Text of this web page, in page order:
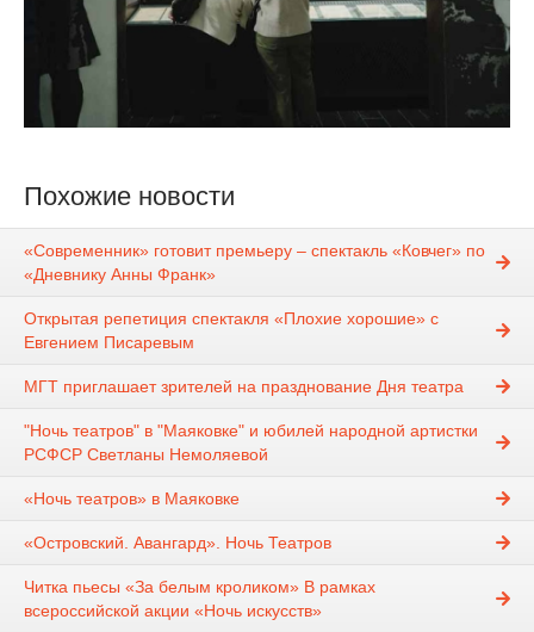
Похожие новости
«Современник» готовит премьеру – спектакль «Ковчег» по
«Дневнику Анны Франк»
Открытая репетиция спектакля «Плохие хорошие» с
Евгением Писаревым
МГТ приглашает зрителей на празднование Дня театра
"Ночь театров" в "Маяковке" и юбилей народной артистки
РСФСР Светланы Немоляевой
«Ночь театров» в Маяковке
«Островский. Авангард». Ночь Театров
Читка пьесы «За белым кроликом» В рамках
всероссийской акции «Ночь искусств»